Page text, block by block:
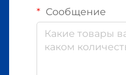
Сообщение